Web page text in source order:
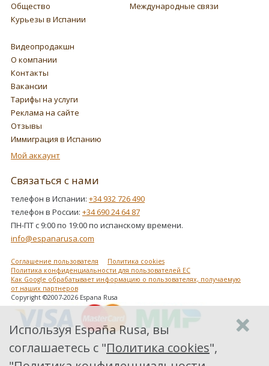
Общество
Международные связи
Курьезы в Испании
Видеопродакшн
О компании
Контакты
Вакансии
Тарифы на услуги
Реклама на сайте
Отзывы
Иммиграция в Испанию
Мой аккаунт
Связаться с нами
телефон в Испании: +34 932 726 490
телефон в России: +34 690 24 64 87
ПН-ПТ с 9:00 по 19:00 по испанскому времени.
info@espanarusa.com
Соглашение пользователя
Политика cookies
Политика конфиденциальности для пользователей ЕС
Как Google обрабатывает информацию о пользователях, получаемую
от наших партнеров
Copyright ©2007-2026 Espana Rusa
Используя España Rusa, вы
соглашаетесь с "Политика cookies",